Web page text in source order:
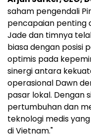
saham pengendali
pencapaian penting
Jade dan timnya
biasa dengan posisi
optimis pada
sinergi antara
operasional Dawn
pasar lokal. Dengan
pertumbuhan dan
teknologi medis
di Vietnam."